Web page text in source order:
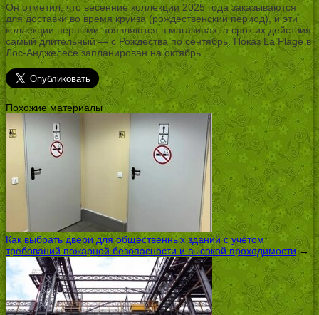
Он отметил, что весенние коллекции 2025 года заказываются
для доставки во время круиза (рождественский период), и эти
коллекции первыми появляются в магазинах, а срок их действия
самый длительный — с Рождества по сентябрь. Показ La Plage в
Лос-Анджелесе запланирован на октябрь.
Похожие материалы
Как выбрать двери для общественных зданий с учётом
требований пожарной безопасности и высокой проходимости→